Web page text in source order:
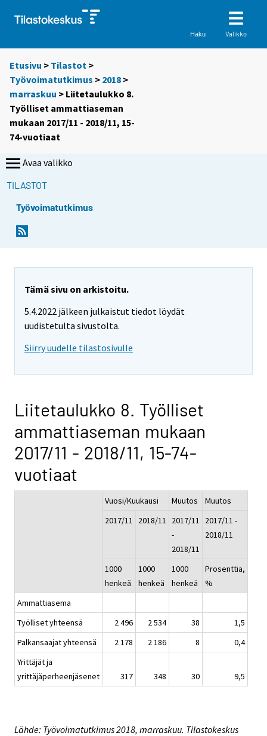
Haku Valikko
Etusivu > Tilastot >
Työvoimatutkimus > 2018 >
marraskuu > Liitetaulukko 8.
Työlliset ammattiaseman
mukaan 2017/11 - 2018/11, 15-
74-vuotiaat
Avaa valikko
TILASTOT
Työvoimatutkimus
Tämä sivu on arkistoitu.
5.4.2022 jälkeen julkaistut tiedot löydät
uudistetulta sivustolta.
Siirry uudelle tilastosivulle
Liitetaulukko 8. Työlliset
ammattiaseman mukaan
2017/11 - 2018/11, 15-74-
vuotiaat
Vuosi/Kuukausi Muutos
Muutos
2017/11
2018/11
2017/11
-
2018/11
2017/11 -
2018/11
1000
henkeä
1000
henkeä
1000
henkeä
Prosenttia,
%
Ammattiasema
Työlliset yhteensä
2 496 2 534 38
1,5
Palkansaajat yhteensä
2 178 2 186 8
0,4
Yrittäjät ja
yrittäjäperheenjäsenet
317 348 30 9,5
Lähde: Työvoimatutkimus 2018, marraskuu. Tilastokeskus